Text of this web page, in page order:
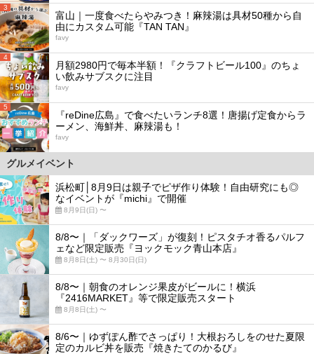
3
富山｜一度食べたらやみつき！麻辣湯は具材50種から自
由にカスタム可能『TAN TAN』
favy
4
月額2980円で毎本半額！『クラフトビール100』のちょ
い飲みサブスクに注目
favy
5
『reDine広島』で食べたいランチ8選！唐揚げ定食からラ
ーメン、海鮮丼、麻辣湯も！
favy
グルメイベント
浜松町│8月9日は親子でピザ作り体験！自由研究にも◎
なイベントが『michi』で開催
8月9日(日) 〜
8/8〜｜「ダックワーズ」が復刻！ピスタチオ香るパルフ
ェなど限定販売『ヨックモック青山本店』
8月8日(土) 〜 8月30日(日)
8/8〜｜朝食のオレンジ果皮がビールに！横浜
『2416MARKET』等で限定販売スタート
8月8日(土) 〜
8/6〜｜ゆずぽん酢でさっぱり！大根おろしをのせた夏限
定のカルビ丼を販売『焼きたてのかるび』